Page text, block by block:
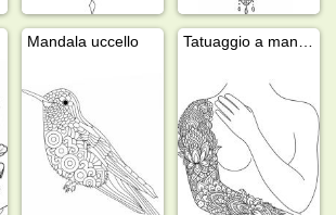
Mandala uccello